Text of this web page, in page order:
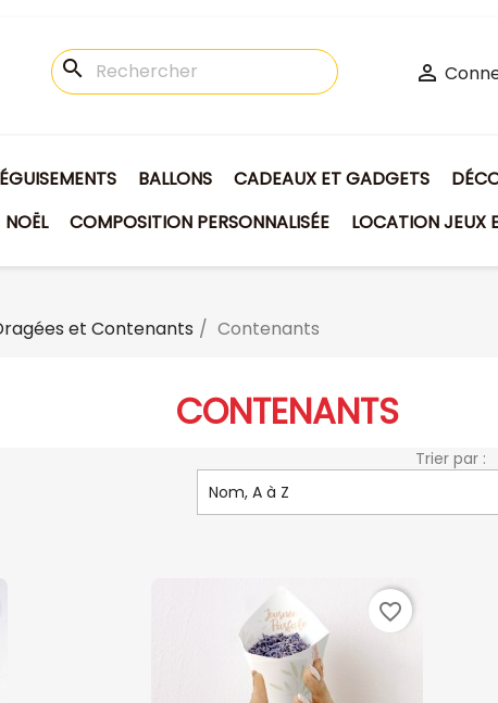
search 
BALLONS CADEAUX ET GADGETS
NOËL COMPOSITION PERSONNALISÉE LOCATION JEUX
et Contenants Contenants
CONTENANTS
Trier par :
Nom, A à Z
favorite_border